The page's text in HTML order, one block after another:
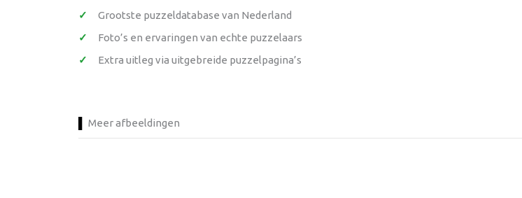
Grootste puzzeldatabase van Nederland
Foto’s en ervaringen van echte puzzelaars
Extra uitleg via uitgebreide puzzelpagina’s
Meer afbeeldingen